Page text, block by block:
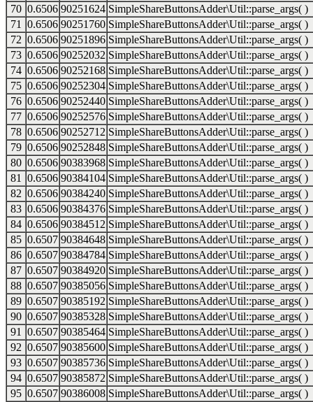
70 0.6506 90251624 SimpleShareButtonsAdder\Util::parse_args( )
71
0.6506 90251760 SimpleShareButtonsAdder\Util::parse_args( )
72 0.6506 90251896 SimpleShareButtonsAdder\Util::parse_args( )
73 0.6506 90252032 SimpleShareButtonsAdder\Util::parse_args( )
74 0.6506 90252168 SimpleShareButtonsAdder\Util::parse_args( )
75 0.6506 90252304 SimpleShareButtonsAdder\Util::parse_args( )
76 0.6506 90252440 SimpleShareButtonsAdder\Util::parse_args( )
77 0.6506 90252576 SimpleShareButtonsAdder\Util::parse_args( )
78 0.6506 90252712 SimpleShareButtonsAdder\Util::parse_args( )
79 0.6506 90252848 SimpleShareButtonsAdder\Util::parse_args( )
80 0.6506 90383968 SimpleShareButtonsAdder\Util::parse_args( )
81
0.6506 90384104 SimpleShareButtonsAdder\Util::parse_args( )
82 0.6506 90384240 SimpleShareButtonsAdder\Util::parse_args( )
83 0.6506 90384376 SimpleShareButtonsAdder\Util::parse_args( )
84 0.6506 90384512 SimpleShareButtonsAdder\Util::parse_args( )
85 0.6507 90384648 SimpleShareButtonsAdder\Util::parse_args( )
86 0.6507 90384784 SimpleShareButtonsAdder\Util::parse_args( )
87 0.6507 90384920 SimpleShareButtonsAdder\Util::parse_args( )
88 0.6507 90385056 SimpleShareButtonsAdder\Util::parse_args( )
89 0.6507 90385192 SimpleShareButtonsAdder\Util::parse_args( )
90 0.6507 90385328 SimpleShareButtonsAdder\Util::parse_args( )
91
0.6507 90385464 SimpleShareButtonsAdder\Util::parse_args( )
92 0.6507 90385600 SimpleShareButtonsAdder\Util::parse_args( )
93 0.6507 90385736 SimpleShareButtonsAdder\Util::parse_args( )
94 0.6507 90385872 SimpleShareButtonsAdder\Util::parse_args( )
95 0.6507 90386008 SimpleShareButtonsAdder\Util::parse_args( )